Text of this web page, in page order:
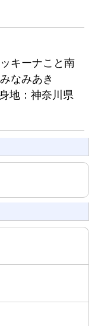
キーナこと南
なみあき
地：神奈川県